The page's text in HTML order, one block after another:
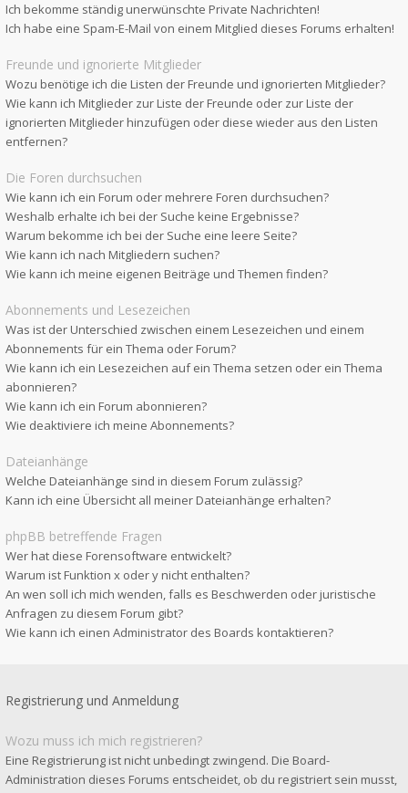
Ich bekomme ständig unerwünschte Private Nachrichten!
Ich habe eine Spam-E-Mail von einem Mitglied dieses Forums erhalten!
Freunde und ignorierte Mitglieder
Wozu benötige ich die Listen der Freunde und ignorierten Mitglieder?
Wie kann ich Mitglieder zur Liste der Freunde oder zur Liste der
ignorierten Mitglieder hinzufügen oder diese wieder aus den Listen
entfernen?
Die Foren durchsuchen
Wie kann ich ein Forum oder mehrere Foren durchsuchen?
Weshalb erhalte ich bei der Suche keine Ergebnisse?
Warum bekomme ich bei der Suche eine leere Seite?
Wie kann ich nach Mitgliedern suchen?
Wie kann ich meine eigenen Beiträge und Themen finden?
Abonnements und Lesezeichen
Was ist der Unterschied zwischen einem Lesezeichen und einem
Abonnements für ein Thema oder Forum?
Wie kann ich ein Lesezeichen auf ein Thema setzen oder ein Thema
abonnieren?
Wie kann ich ein Forum abonnieren?
Wie deaktiviere ich meine Abonnements?
Dateianhänge
Welche Dateianhänge sind in diesem Forum zulässig?
Kann ich eine Übersicht all meiner Dateianhänge erhalten?
phpBB betreffende Fragen
Wer hat diese Forensoftware entwickelt?
Warum ist Funktion x oder y nicht enthalten?
An wen soll ich mich wenden, falls es Beschwerden oder juristische
Anfragen zu diesem Forum gibt?
Wie kann ich einen Administrator des Boards kontaktieren?
Registrierung und Anmeldung
Wozu muss ich mich registrieren?
Eine Registrierung ist nicht unbedingt zwingend. Die Board-
Administration dieses Forums entscheidet, ob du registriert sein musst,